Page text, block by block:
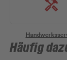
Häufig